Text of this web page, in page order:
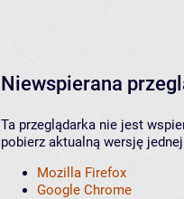
Niewspierana
Ta przeglądarka nie jest
pobierz aktualną wersję
Mozilla Firefox
Google Chrome